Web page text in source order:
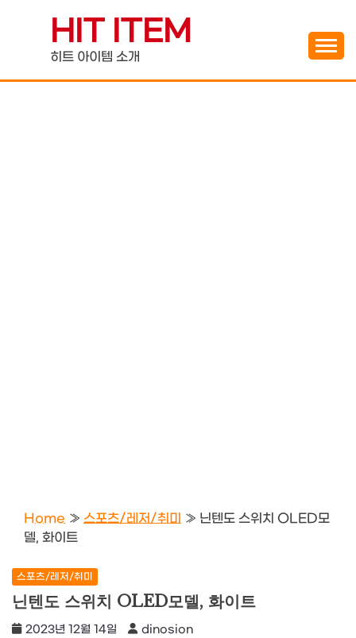
contentHIT ITEM
히트 아이템 소개
Home » 스포츠/레저/취미 » 닌텐도 스위치 OLED모
델, 화이트
스포츠/레저/취미
닌텐도 스위치 OLED모델, 화이트
2023년 12월 14일 dinosion